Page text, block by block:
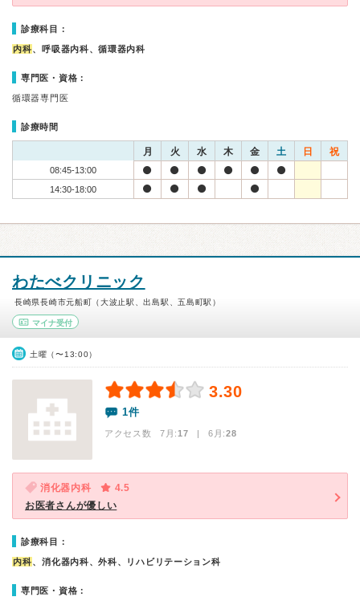
診療科目：
内科、呼吸器内科、循環器内科
専門医・資格：
循環器専門医
診療時間
月 火 水 木 金 土 日 祝
08:45-13:00
14:30-18:00
わたべクリニック
長崎県長崎市元船町（大波止駅、出島駅、五島町駅）
マイナ受付
土曜（〜13:00）
3.30
1件
アクセス数 7月:17 | 6月:28
消化器内科
4.5
お医者さんが優しい
診療科目：
内科、消化器内科、外科、リハビリテーション科
専門医・資格：